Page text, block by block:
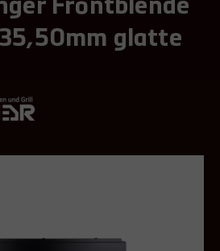
Frontblende
glatte